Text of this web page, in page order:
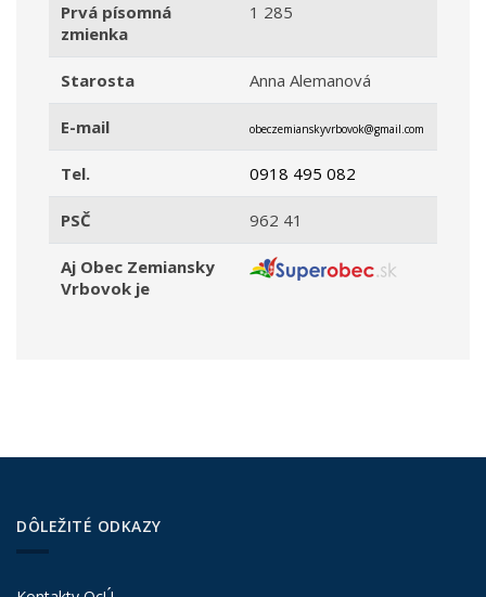
Prvá písomná
zmienka
1 285
Starosta Anna Alemanová
E-mail obeczemianskyvrbovok@gmail.com
Tel. 0918 495 082
PSČ 962 41
Aj Obec Zemiansky
Vrbovok je
DÔLEŽITÉ ODKAZY